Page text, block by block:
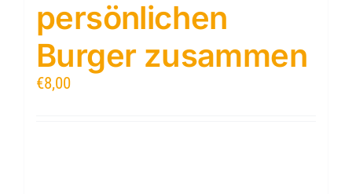
persönlichen
Burger zusammen
€8,00